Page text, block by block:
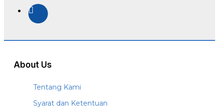
About Us
Tentang Kami
Syarat dan Ketentuan